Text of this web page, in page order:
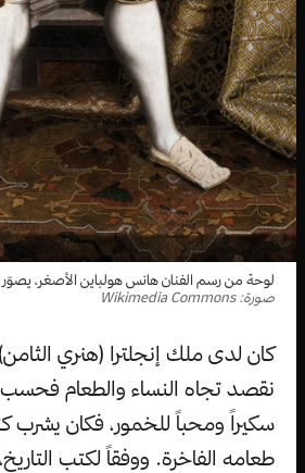
لوحة من رسم الفنان هانس هولباين الأصغر، يصوّر
صورة: Wikimedia Commons
كان لدى ملك إنجلترا (هنري
نقصد تجاه النساء والطعام
سكيراً ومحباً للخمور، فكان يشرب
طعامه الفاخرة. ووفقاً لكتب